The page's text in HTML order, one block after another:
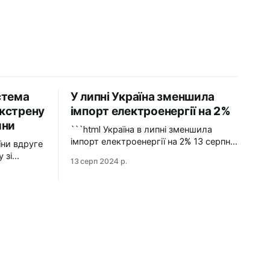
зі
раз
У липні Україна зменшила
імпорт електроенергії на 2%
```html Україна в липні зменшила
імпорт електроенергії на 2% 13 серпня
електроенергії в Україні зменшився на
13 серп 2024 р.